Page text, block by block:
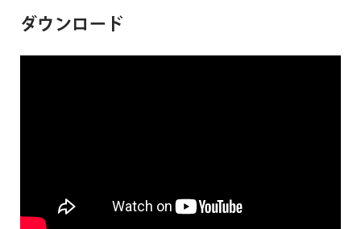
ダウンロード